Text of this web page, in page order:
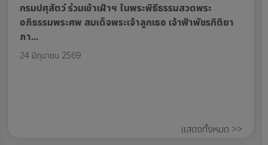
กรมปศุสัตว์ ร่วมเข้าเฝ้าฯ ในพระพิธีธรรมสวดพระ
อภิธรรมพระศพ สมเด็จพระเจ้าลูกเธอ เจ้าฟ้าพัชรกิติยา
ภา...
24 มิถุนายน 2569
แสดงทั้งหมด >>